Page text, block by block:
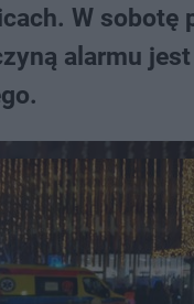
W sobotę
alarmu jest